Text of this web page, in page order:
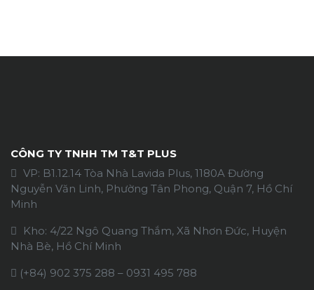
CÔNG TY TNHH TM T&T PLUS
VP: B1.12.14 Tòa Nhà Lavida Plus, 1180A Đường
Nguyễn Văn Linh, Phường Tân Phong, Quận 7, Hồ Chí
Minh
Kho: 4/22 Ngô Quang Thắm, Xã Nhơn Đức, Huyện
Nhà Bè, Hồ Chí Minh
(+84) 902 375 288 – 0931 495 788